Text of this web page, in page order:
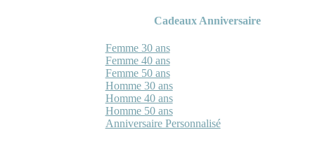
Cadeaux Anniversaire
Femme 30 ans
Femme 40 ans
Femme 50 ans
Homme 30 ans
Homme 40 ans
Homme 50 ans
Anniversaire Personnalisé